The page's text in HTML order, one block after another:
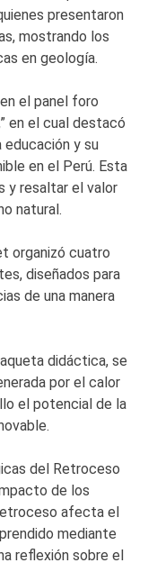
presentaron
mostrando los
en geología.
el panel foro
en el cual destacó
educación y su
en el Perú. Esta
y resaltar el valor
natural.
organizó cuatro
diseñados para
de una manera
didáctica, se
por el calor
el potencial de la
del Retroceso
de los
afecta el
mediante
reflexión sobre el